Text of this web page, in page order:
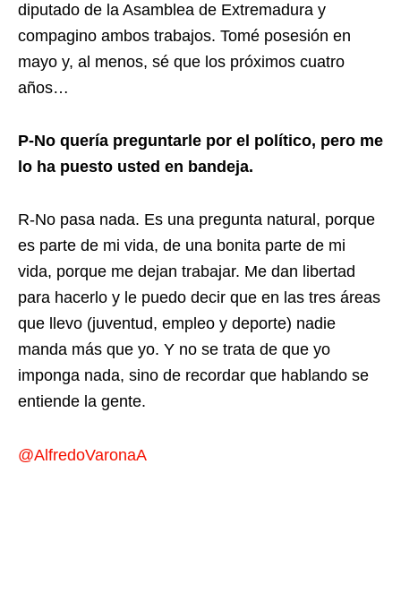
diputado de la Asamblea de Extremadura y
compagino ambos trabajos. Tomé posesión en
mayo y, al menos, sé que los próximos cuatro
años…
P-No quería preguntarle por el político, pero me
lo ha puesto usted en bandeja.
R-No pasa nada. Es una pregunta natural, porque
es parte de mi vida, de una bonita parte de mi
vida, porque me dejan trabajar. Me dan libertad
para hacerlo y le puedo decir que en las tres áreas
que llevo (juventud, empleo y deporte) nadie
manda más que yo. Y no se trata de que yo
imponga nada, sino de recordar que hablando se
entiende la gente.
@AlfredoVaronaA